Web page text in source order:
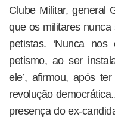
Clube Militar, general
que os militares
petistas. ‘Nunca
petismo, ao ser
ele’, afirmou, após
revolução
presença do ex-